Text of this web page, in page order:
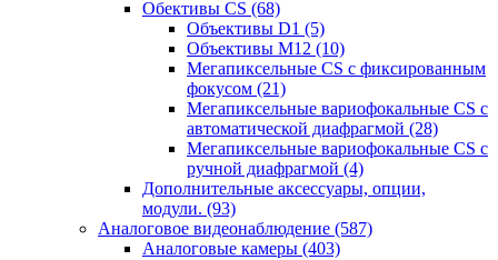
Обективы CS (68)
Объективы D1 (5)
Объективы M12 (10)
Мегапиксельные CS c фиксированным
фокусом (21)
Мегапиксельные вариофокальные CS c
автоматической диафрагмой (28)
Мегапиксельные вариофокальные CS c
ручной диафрагмой (4)
Дополнительные аксессуары, опции,
модули. (93)
Аналоговое видеонаблюдение (587)
Аналоговые камеры (403)